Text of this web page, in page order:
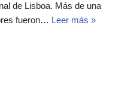
de Lisboa. Más de una
fueron… Leer más »